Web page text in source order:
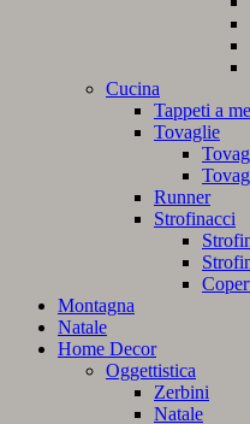
Cucina
Tappeti a
Tovaglie
Runner
Strofinacci
Montagna
Natale
Home Decor
Oggettistica
Zerbini
Natale